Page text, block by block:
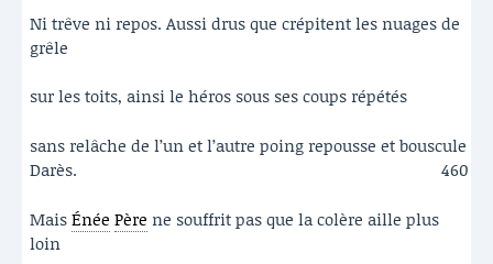
Ni trêve ni repos. Aussi drus que crépitent les nuages de
grêle
sur les toits, ainsi le héros sous ses coups répétés
sans relâche de l’un et l’autre poing repousse et bouscule
Darès.
460
MaisÉnée Père ne souffrit pas que la colère aille plus
loin